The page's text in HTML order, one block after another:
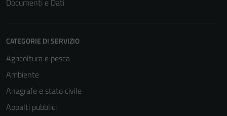
Documenti e Dati
CATEGORIE DI SERVIZIO
Agricoltura e pesca
Ambiente
Anagrafe e stato civile
Appalti pubblici